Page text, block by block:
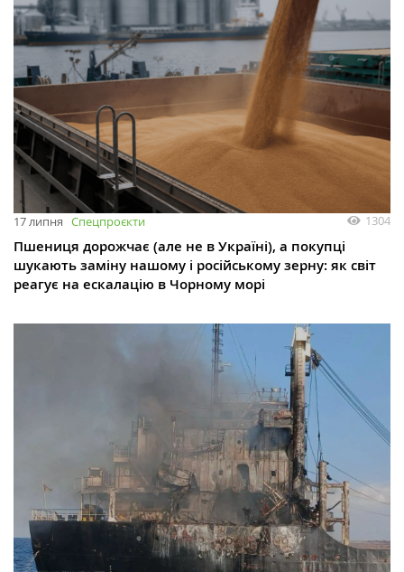
17 липня Спецпроєкти 1304
Пшениця дорожчає (але не в Україні), а покупці
шукають заміну нашому і російському зерну: як світ
реагує на ескалацію в Чорному морі